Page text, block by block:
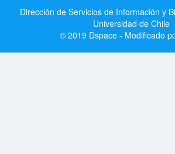
Dirección de Servicios de Información y
Universidad de Chile
© 2019 Dspace - Modificado